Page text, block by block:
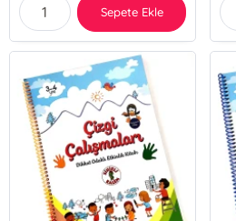
Sepete Ekle